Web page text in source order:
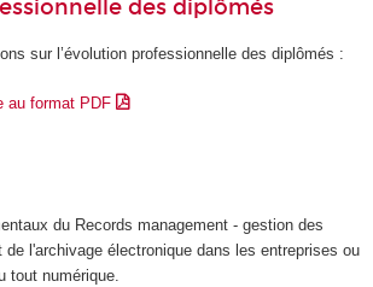
des diplômés
sur l’évolution professionnelle des diplômés :
au format PDF
du Records management - gestion des
l'archivage électronique dans les entreprises ou
tout numérique.